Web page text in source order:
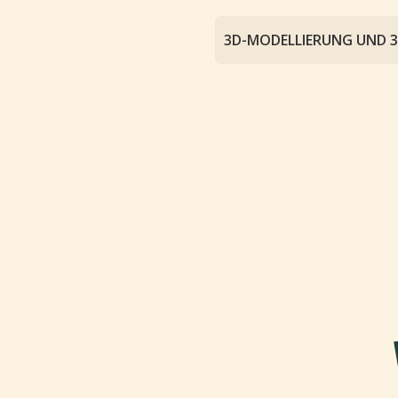
3D-MODELLIERUNG UND
Wir modellieren präzise